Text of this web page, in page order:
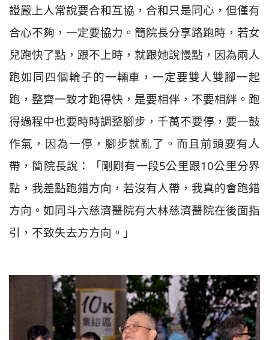
證嚴上人常說要合和互協，合和只是同心，但僅有
合心不夠，一定要協力。簡院長分享路跑時，若女
兒跑快了點，跟不上時，就跟她說慢點，因為兩人
跑如同四個輪子的一輛車，一定要雙人雙腳一起
跑，整齊一致才跑得快，是要相伴，不要相絆。跑
得過程中也要時時調整腳步，千萬不要停，要一鼓
作氣，因為一停，腳步就亂了。而且前頭要有人
帶，簡院長說：「剛剛有一段5公里跟10公里分界
點，我差點跑錯方向，若沒有人帶，我真的會跑錯
方向。如同斗六慈濟醫院有大林慈濟醫院在後面指
引，不致失去方方向。」